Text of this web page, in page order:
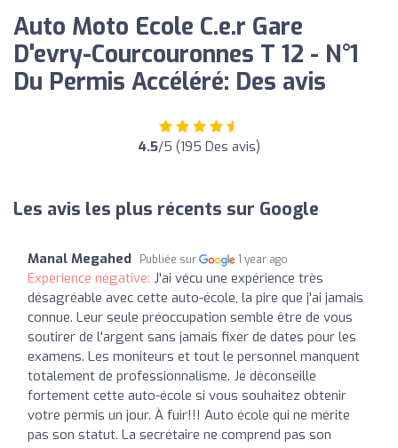
Auto Moto Ecole C.e.r Gare
D'evry-Courcouronnes T 12 - N°1
Du Permis Accéléré: Des avis
4.5/5 (195 Des avis)
Les avis les plus récents sur Google
Manal Megahed Publiée sur 1 year ago
Expérience négative: J'ai vécu une expérience très
désagréable avec cette auto-école, la pire que j'ai jamais
connue. Leur seule préoccupation semble être de vous
soutirer de l'argent sans jamais fixer de dates pour les
examens. Les moniteurs et tout le personnel manquent
totalement de professionnalisme. Je déconseille
fortement cette auto-école si vous souhaitez obtenir
votre permis un jour. À fuir!!! Auto école qui ne mérite
pas son statut. La secrétaire ne comprend pas son